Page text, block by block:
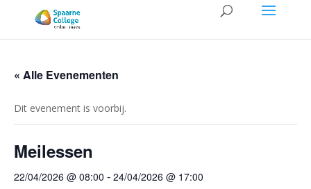
« Alle Evenementen
Dit evenement is voorbij.
Meilessen
22/04/2026 @ 08:00 - 24/04/2026 @ 17:00